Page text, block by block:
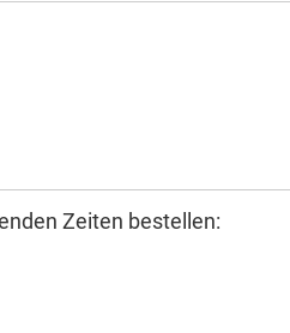
Zeiten bestellen: